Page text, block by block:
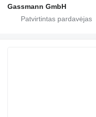
Gassmann GmbH